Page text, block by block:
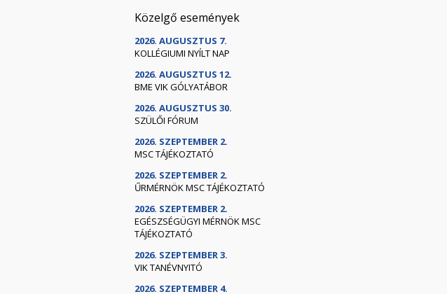
Közelgő események
2026. AUGUSZTUS 7.
KOLLÉGIUMI NYÍLT NAP
2026. AUGUSZTUS 12.
BME VIK GÓLYATÁBOR
2026. AUGUSZTUS 30.
SZÜLŐI FÓRUM
2026. SZEPTEMBER 2.
MSC TÁJÉKOZTATÓ
2026. SZEPTEMBER 2.
ŰRMÉRNÖK MSC TÁJÉKOZTATÓ
2026. SZEPTEMBER 2.
EGÉSZSÉGÜGYI MÉRNÖK MSC
TÁJÉKOZTATÓ
2026. SZEPTEMBER 3.
VIK TANÉVNYITÓ
2026. SZEPTEMBER 4.